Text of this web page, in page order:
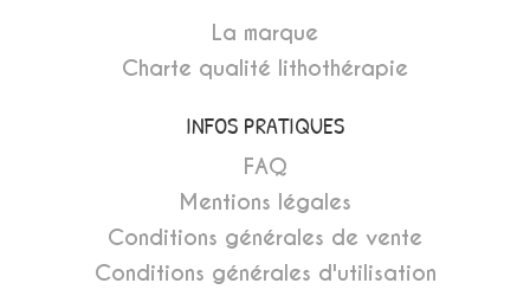
La marque
Charte qualité lithothérapie
INFOS PRATIQUES
FAQ
Mentions légales
Conditions générales de vente
Conditions générales d'utilisation